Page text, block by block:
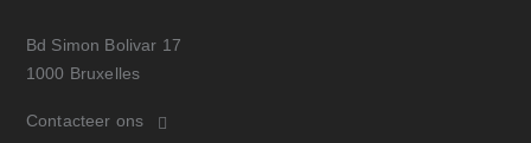
Bd Simon Bolivar 17
1000 Bruxelles
Contacteer ons